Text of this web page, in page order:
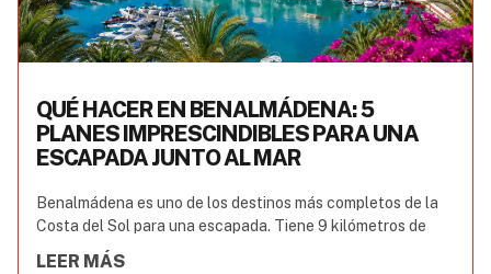
QUÉ HACER EN BENALMÁDENA: 5
PLANES IMPRESCINDIBLES PARA UNA
ESCAPADA JUNTO AL MAR
Benalmádena es uno de los destinos más completos de la
Costa del Sol para una escapada. Tiene 9 kilómetros de
LEER MÁS